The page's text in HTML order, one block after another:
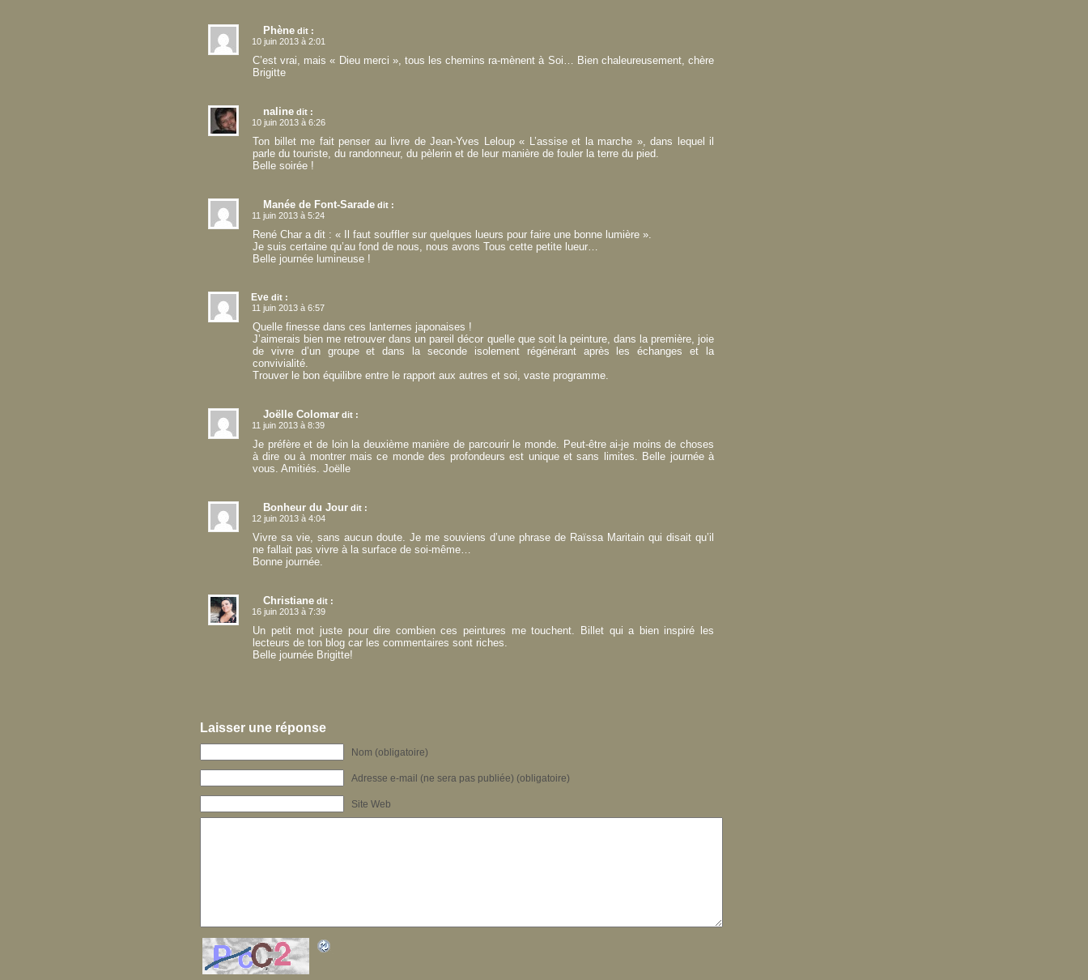
Phène dit :
10 juin 2013 à 2:01
C’est vrai, mais « Dieu merci », tous les chemins ra-mènent à Soi… Bien chaleureusement, chère
Brigitte
naline dit :
10 juin 2013 à 6:26
Ton billet me fait penser au livre de Jean-Yves Leloup « L’assise et la marche », dans lequel il
parle du touriste, du randonneur, du pèlerin et de leur manière de fouler la terre du pied.
Belle soirée !
Manée de Font-Sarade dit :
11 juin 2013 à 5:24
René Char a dit : « Il faut souffler sur quelques lueurs pour faire une bonne lumière ».
Je suis certaine qu’au fond de nous, nous avons Tous cette petite lueur…
Belle journée lumineuse !
Eve dit :
11 juin 2013 à 6:57
Quelle finesse dans ces lanternes japonaises !
J’aimerais bien me retrouver dans un pareil décor quelle que soit la peinture, dans la première, joie
de vivre d’un groupe et dans la seconde isolement régénérant après les échanges et la
convivialité.
Trouver le bon équilibre entre le rapport aux autres et soi, vaste programme.
Joëlle Colomar dit :
11 juin 2013 à 8:39
Je préfère et de loin la deuxième manière de parcourir le monde. Peut-être ai-je moins de choses
à dire ou à montrer mais ce monde des profondeurs est unique et sans limites. Belle journée à
vous. Amitiés. Joëlle
Bonheur du Jour dit :
12 juin 2013 à 4:04
Vivre sa vie, sans aucun doute. Je me souviens d’une phrase de Raïssa Maritain qui disait qu’il
ne fallait pas vivre à la surface de soi-même…
Bonne journée.
Christiane dit :
16 juin 2013 à 7:39
Un petit mot juste pour dire combien ces peintures me touchent. Billet qui a bien inspiré les
lecteurs de ton blog car les commentaires sont riches.
Belle journée Brigitte!
Laisser une réponse
Nom (obligatoire)
Adresse e-mail (ne sera pas publiée) (obligatoire)
Site Web